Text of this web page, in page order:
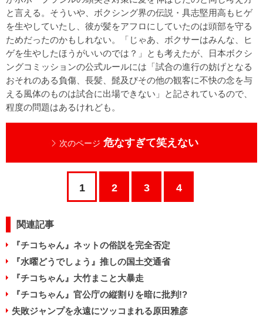
と言える。そういや、ボクシング界の伝説・具志堅用高もヒゲ
を生やしていたし、彼が髪をアフロにしていたのは頭部を守る
ためだったのかもしれない。「じゃあ、ボクサーはみんな、ヒ
ゲを生やしたほうがいいのでは？」とも考えたが、日本ボクシ
ングコミッションの公式ルールには「試合の進行の妨げとなる
おそれのある負傷、長髪、髭及びその他の観客に不快の念を与
える風体のものは試合に出場できない」と記されているので、
程度の問題はあるけれども。
次のページ 危なすぎて笑えない
1 2 3 4
関連記事
『チコちゃん』ネットの俗説を完全否定
『水曜どうでしょう』推しの国土交通省
『チコちゃん』大竹まこと大暴走
『チコちゃん』官公庁の縦割りを暗に批判!?
失敗ジャンプを永遠にツッコまれる原田雅彦